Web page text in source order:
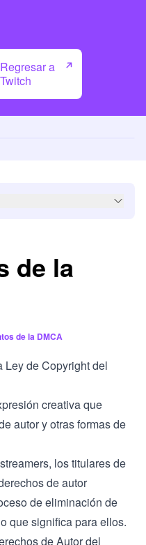
Regresar a
Twitch
de la
de la DMCA
Ley de Copyright del
creativa que
autor y otras formas de
los titulares de
de autor
de eliminación de
que significa para ellos.
de Autor del